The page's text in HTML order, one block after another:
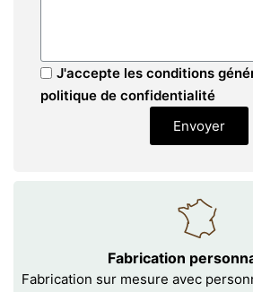
J'accepte les conditions
politique de confidentialité
Envoyer
Fabrication
Fabrication sur mesure avec